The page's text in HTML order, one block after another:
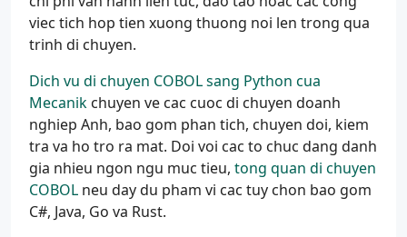
viec tich hop tien xuong thuong noi len trong qua
trinh di chuyen.
Dich vu di chuyen COBOL sang Python cua
Mecanik chuyen ve cac cuoc di chuyen doanh
nghiep Anh, bao gom phan tich, chuyen doi, kiem
tra va ho tro ra mat. Doi voi cac to chuc dang danh
gia nhieu ngon ngu muc tieu, tong quan di chuyen
COBOL neu day du pham vi cac tuy chon bao gom
C#, Java, Go va Rust.